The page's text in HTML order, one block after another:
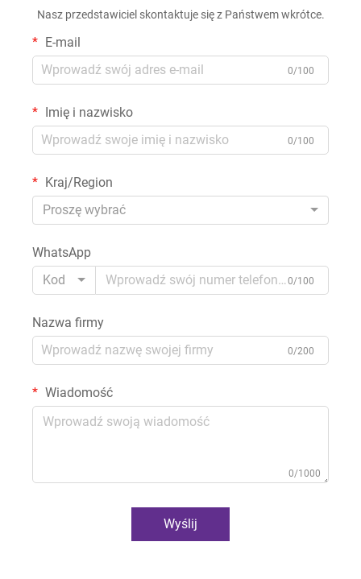
Nasz przedstawiciel skontaktuje się z Państwem wkrótce.
E-mail
0/100
Imię i nazwisko
0/100
Kraj/Region
Proszę wybrać
WhatsApp
Kod
0/100
Nazwa firmy
0/200
Wiadomość
0/1000
Wyślij